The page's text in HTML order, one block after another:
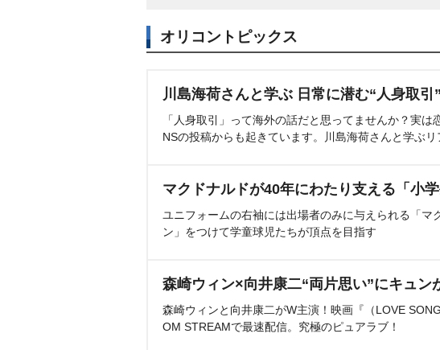
オリコントピックス
川島海荷さんと学ぶ 日常に潜む“人身取引
「人身取引」って海外の話だと思ってませんか？実は
NSの投稿からも起きています。川島海荷さんと学ぶリ
マクドナルドが40年にわたり支える「小学
ユニフォームの右袖には出場者のみに与えられる「マ
ン」をつけて学童球児たちが頂点を目指す
森崎ウィン×向井康二“両片思い”にキュン
森崎ウィンと向井康二がW主演！映画『（LOVE
OM STREAMで最速配信。究極のピュアラブ！